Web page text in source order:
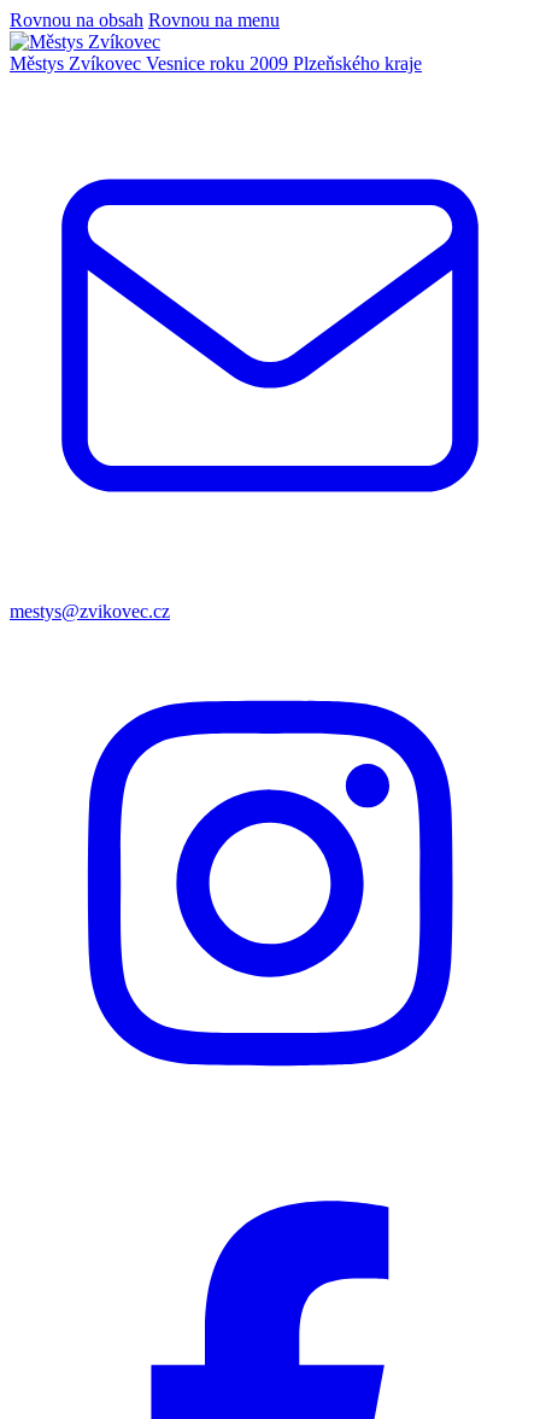
Rovnou na obsah Rovnou na menu
Městys Zvíkovec Vesnice roku 2009 Plzeňského kraje
mestys@zvikovec.cz